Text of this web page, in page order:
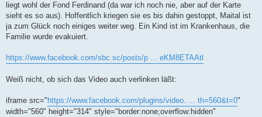
r
a
liegt wohl der Fond Ferdinand (da war ich noch nie, aber auf der Karte
sieht es so aus). Hoffentlich kriegen sie es bis dahin gestoppt, Maital ist
ja zum Glück noch einiges weiter weg. Ein Kind ist im Krankenhaus, die
Familie wurde evakuiert.
https://www.facebook.com/sbc.sc/posts/p ... eKM8ETAAtl
Weiß nicht, ob sich das Video auch verlinken läßt:
iframe src=" https://www.facebook.com/plugins/video. ... th=560&t=0"
width="560" height="314" style="border:none;overflow:hidden"